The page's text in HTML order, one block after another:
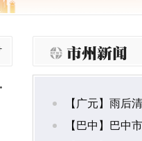
上市
 市州新闻
【广元】雨后清淤排危暖
【巴中】巴中市巴州区宕